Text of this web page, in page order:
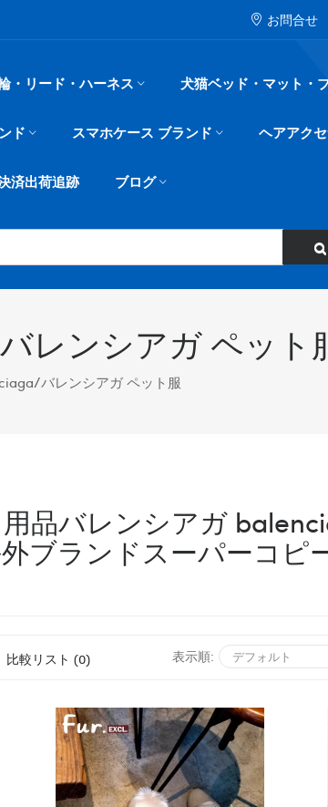
お問合せ
・リード・ハーネス 犬猫ベッド・マット・
ド スマホケース ブランド ヘアアク
済出荷追跡 ブログ
レンシアガ ペット
バレンシアガ ペット服
品バレンシアガ
ブランドスーパーコピ
比較リスト (0) 表示順: